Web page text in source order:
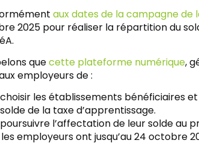
aux dates de la campagne de
2025 pour réaliser la répartition du
quecette plateforme numérique,
employeurs de :
choisir les établissements bénéficiaires
solde de la taxe d’apprentissage.
poursuivre l’affectation de leur solde au
les employeurs ont jusqu’au 24 octobre